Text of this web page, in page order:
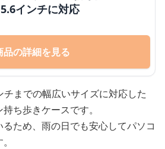
インチに対応
品の詳細を見る
までの幅広いサイズに対応した
ち歩きケースです。
ため、雨の日でも安心してパソコ